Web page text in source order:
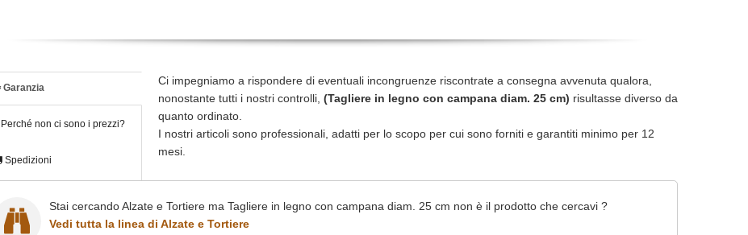
Garanzia
Perché non ci sono i prezzi?
Spedizioni
Ci impegniamo a rispondere di eventuali incongruenze riscontrate a consegna avvenuta qualora,
nonostante tutti i nostri controlli, (Tagliere in legno con campana diam. 25 cm) risultasse diverso da
quanto ordinato.
I nostri articoli sono professionali, adatti per lo scopo per cui sono forniti e garantiti minimo per 12
mesi.
Stai cercando Alzate e Tortiere ma Tagliere in legno con campana diam. 25 cm non è il prodotto che cercavi ?
Vedi tutta la linea di Alzate e Tortiere